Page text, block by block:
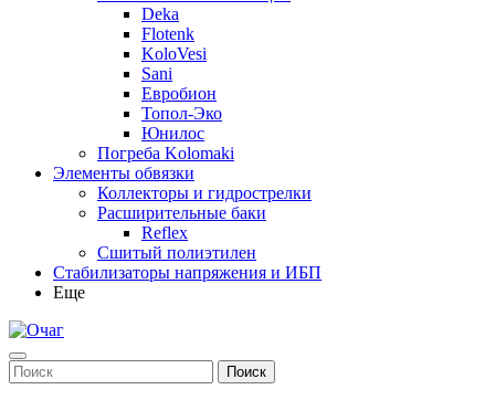
Deka
Flotenk
KoloVesi
Sani
Евробион
Топол-Эко
Юнилос
Погреба Kolomaki
Элементы обвязки
Коллекторы и гидрострелки
Расширительные баки
Reflex
Сшитый полиэтилен
Стабилизаторы напряжения и ИБП
Еще